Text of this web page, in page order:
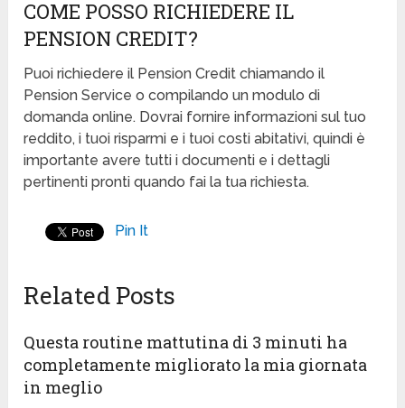
COME POSSO RICHIEDERE IL
PENSION CREDIT?
Puoi richiedere il Pension Credit chiamando il
Pension Service o compilando un modulo di
domanda online. Dovrai fornire informazioni sul tuo
reddito, i tuoi risparmi e i tuoi costi abitativi, quindi è
importante avere tutti i documenti e i dettagli
pertinenti pronti quando fai la tua richiesta.
Pin It
Related Posts
Questa routine mattutina di 3 minuti ha
completamente migliorato la mia giornata
in meglio